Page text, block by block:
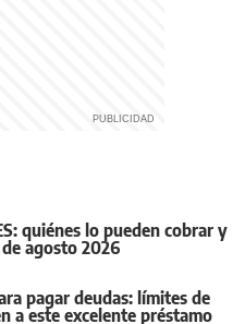
quiénes lo pueden cobrar y
agosto 2026
pagar deudas: límites de
a este excelente préstamo